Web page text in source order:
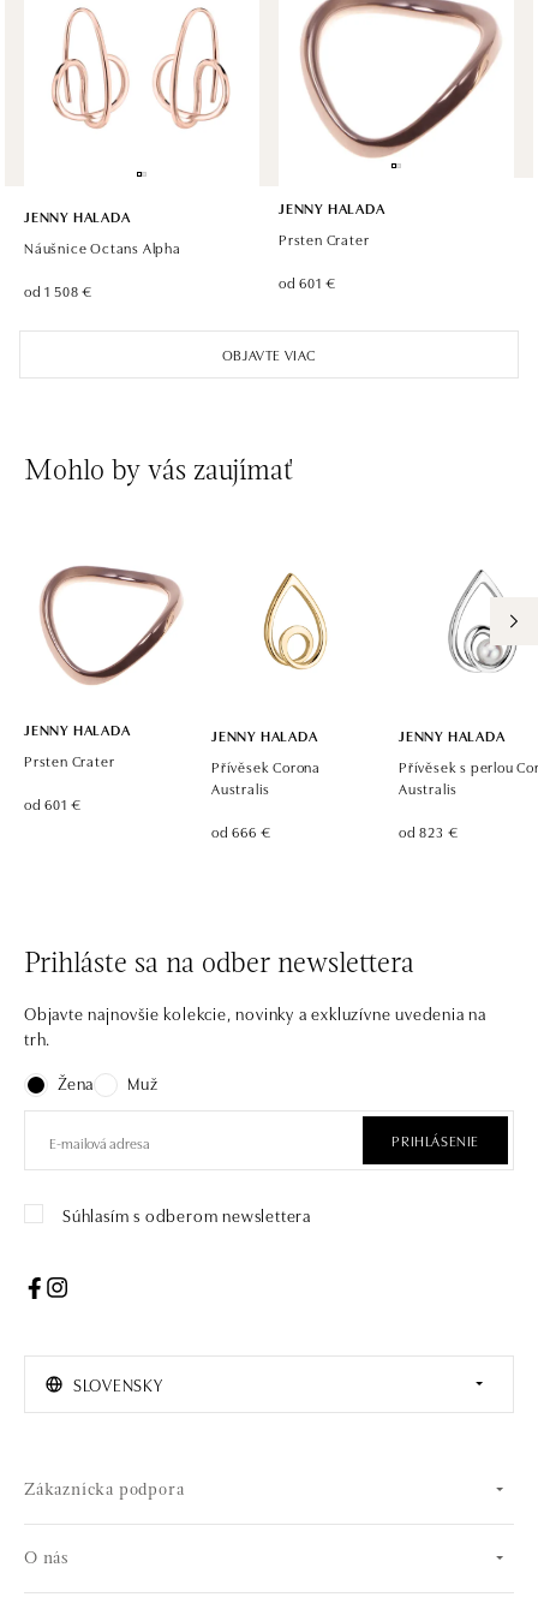
Rudná 3114/114, 700 30 Ostrava-Zábřeh
tel.: +420605174749
dnes otvorené do 21:00
OBJAVTE VIAC
JENNY HALADA
Náušnice Octans Alpha
od 1 508 €
JENNY HALADA
Prsten Crater
od 601 €
Mohlo by vás zaujímať
JENNY HALADA
Prsten Crater
od 601 €
JENNY HALADA
Přívěsek Corona
Australis
od 666 €
JENNY HALADA
Přívěsek s perlou
Australis
od 823 €
Prihláste sa na odber newslettera
Objavte najnovšie kolekcie, novinky a exkluzívne uvedenia na
trh.
Žena
Muž
PRIHLÁSENIE
Súhlasím s odberom newslettera
SLOVENSKY
Zákaznícka podpora
O nás